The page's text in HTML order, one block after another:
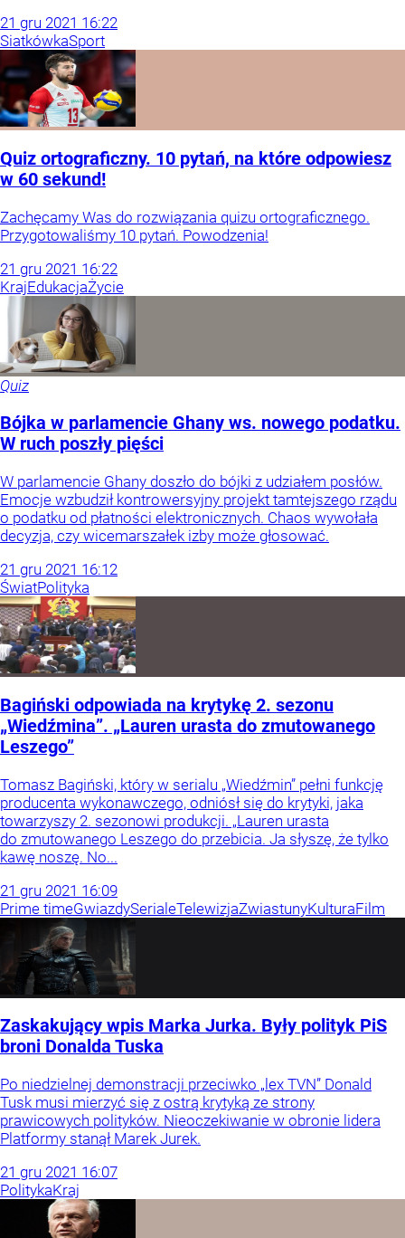
21 gru 2021 16:22
SiatkówkaSport
Quiz ortograficzny. 10 pytań, na które odpowiesz
w 60 sekund!
Zachęcamy Was do rozwiązania quizu ortograficznego.
Przygotowaliśmy 10 pytań. Powodzenia!
21 gru 2021 16:22
KrajEdukacjaŻycie
Quiz
Bójka w parlamencie Ghany ws. nowego podatku.
W ruch poszły pięści
W parlamencie Ghany doszło do bójki z udziałem posłów.
Emocje wzbudził kontrowersyjny projekt tamtejszego rządu
o podatku od płatności elektronicznych. Chaos wywołała
decyzja, czy wicemarszałek izby może głosować.
21 gru 2021 16:12
ŚwiatPolityka
Bagiński odpowiada na krytykę 2. sezonu
„Wiedźmina”. „Lauren urasta do zmutowanego
Leszego”
Tomasz Bagiński, który w serialu „Wiedźmin” pełni funkcję
producenta wykonawczego, odniósł się do krytyki, jaka
towarzyszy 2. sezonowi produkcji. „Lauren urasta
do zmutowanego Leszego do przebicia. Ja słyszę, że tylko
kawę noszę. No...
21 gru 2021 16:09
Prime timeGwiazdySerialeTelewizjaZwiastunyKulturaFilm
Zaskakujący wpis Marka Jurka. Były polityk PiS
broni Donalda Tuska
Po niedzielnej demonstracji przeciwko „lex TVN” Donald
Tusk musi mierzyć się z ostrą krytyką ze strony
prawicowych polityków. Nieoczekiwanie w obronie lidera
Platformy stanął Marek Jurek.
21 gru 2021 16:07
PolitykaKraj